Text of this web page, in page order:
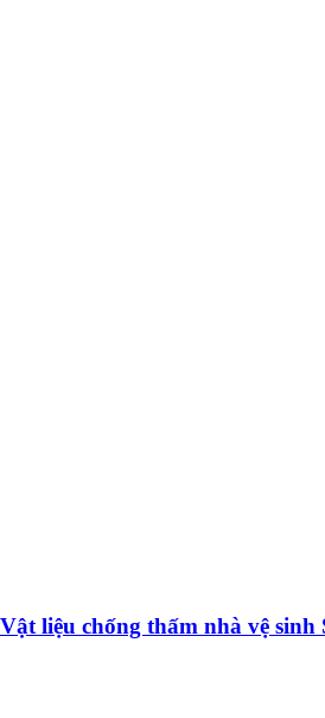
Vật liệu chống thấm nhà vệ sinh